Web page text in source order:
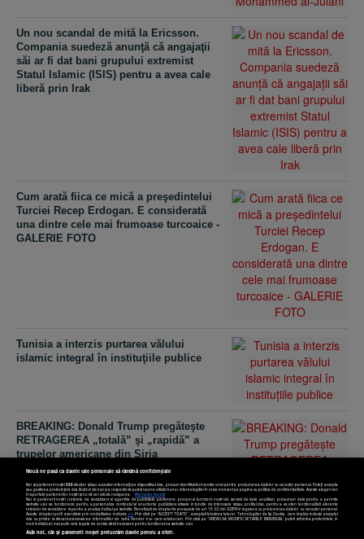
Un nou scandal de mită la Ericsson.
Compania suedeză anunţă că angajaţii
săi ar fi dat bani grupului extremist
Statul Islamic (ISIS) pentru a avea cale
liberă prin Irak
Cum arată fiica ce mică a preşedintelui
Turciei Recep Erdogan. E considerată
una dintre cele mai frumoase turcoaice -
GALERIE FOTO
Tunisia a interzis purtarea vălului
islamic integral în instituţiile publice
BREAKING: Donald Trump pregăteşte
RETRAGEREA „totală” şi „rapidă” a
trupelor americane din Siria
Nouă ne pasă ca datele tale personale să rămână confidențiale
Noi și partenerii noștri589stocăm și/sau accesăm informații pe dispozitivul dvs., precum identificatorii cookie unici pentru prelucrarea datelor cu caracter personal. Puteți accepta
sau gestiona preferințele dvs. făcând clic mai jos, respectiv vă puteți opune utilizării unui interes legitim în orice moment pe pagina cu politica de confidențialitate. Aceste alegeri vor
fi raportate partenerilor noștri și nu vă vor afecta navigarea.
Mai multe detalii
Noi si partenerii nostri (retelele de socializare si agentiile de publicitate partenere, precum si furnizorii nostri de servicii de date analitice) prelucram date pentru a permite
website-ului sa functioneze, pentru a personaliza continutul si anunturile publicitare afisate in functie de interesele si/sau profilul dvs., pentru a va oferi functionalitati aferente
retelelor de socializare si pentru a analiza traficul pe website. Beneficiati de drepturile prevazute de art. 15-22 din GDPR in legatura cu prelucrarea datelor cu caracter personal.
Aceste drepturi pot fi exercitate prin modalitatea indicataaici. Prin click pe “ACCEPT TOATE”, acceptati folosirea tuturor Tehnologiilor de tip Cookie, care implica inclusiv acceptul
dvs. cu privire la stocarea/accesarea informatiilor de catre Vendor-ii cu care colaboram. Prin click pe “VREAU SA MODIFIC SETARILE INDIVIDUAL” puteti schimba preferintele in
mod individual, mai putin cele legate de cookie strict necesare pentru functionarea website-ului.
Atât noi, cât și partenerii noștri prelucrăm datele pentru a oferi: